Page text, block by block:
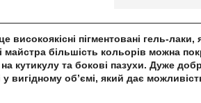
високоякісні пігментовані гель-
майстра більшість кольорів можна
кутикулу та бокові пазухи. Дуже
у вигідному об’ємі, який дає